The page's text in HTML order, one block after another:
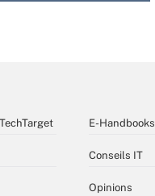
E-Handbooks
Conseils IT
Opinions